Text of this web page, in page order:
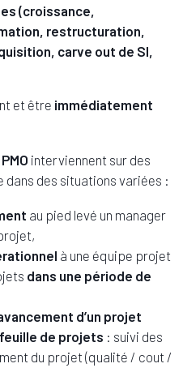
(croissance,
restructuration,
carve out de SI,
et être immédiatement
interviennent sur des
dans des situations variées :
au pied levé un manager
à une équipe projet
dans une période de
d’un projet
de projets : suivi des
du projet (qualité / cout /